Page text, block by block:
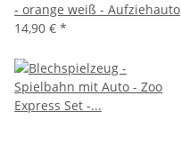
- orange weiß - Aufziehauto
14,90 € *